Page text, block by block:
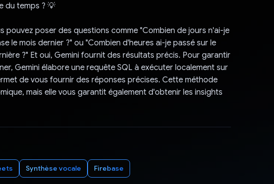
du temps ? 💡
pouvez poser des questions comme "Combien de jours n'ai-je
le mois dernier ?" ou "Combien d'heures ai-je passé sur le
?" Et oui, Gemini fournit des résultats précis. Pour garantir
Gemini élabore une requête SQL à exécuter localement sur
de vous fournir des réponses précises. Cette méthode
mais elle vous garantit également d'obtenir les insights
Synthèse vocale Firebase